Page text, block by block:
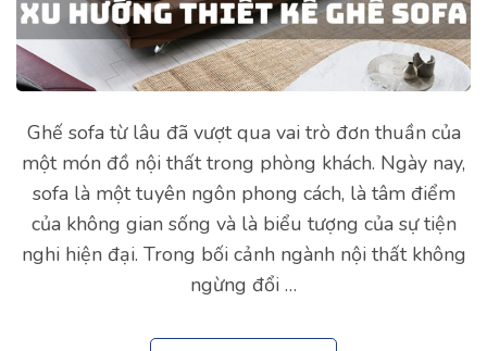
Ghế sofa từ lâu đã vượt qua vai trò đơn thuần của
một món đồ nội thất trong phòng khách. Ngày nay,
sofa là một tuyên ngôn phong cách, là tâm điểm
của không gian sống và là biểu tượng của sự tiện
nghi hiện đại. Trong bối cảnh ngành nội thất không
ngừng đổi …